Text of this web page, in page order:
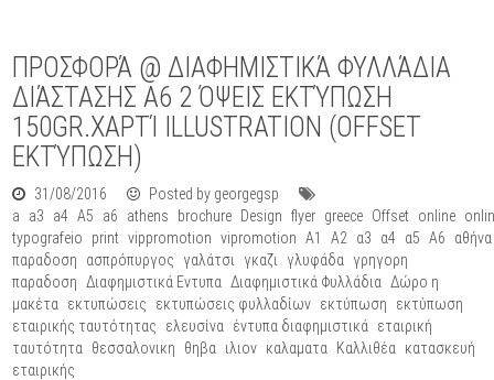
ΠΡΟΣΦΟΡΆ @ ΔΙΑΦΗΜΙΣΤΙΚΆ ΦΥΛΛΆΔΙΑ
ΔΙΆΣΤΑΣΗΣ Α6 2 ΌΨΕΙΣ ΕΚΤΎΠΩΣΗ
150GR.ΧΑΡΤΊ ILLUSTRATION (OFFSET
ΕΚΤΎΠΩΣΗ)
31/08/2016
Posted by georgegsp
a
a3 a4 A5 a6 athens brochure Design flyer greece Offset online
typografeio
print vippromotion vipromotion Α1 Α2 α3 α4 α5 Α6
αθήνα
παραδοση
ασπρόπυργος γαλάτσι γκαζι γλυφάδα
γρηγορη
παραδοση Διαφημιστικά Εντυπα Διαφημιστικά Φυλλάδια Δώρο η
μακέτα
εκτυπώσεις εκτυπώσεις φυλλαδίων εκτύπωση
εκτύπωση
εταιρικής ταυτότητας
ελευσίνα έντυπα διαφημιστικά
εταιρική
ταυτότητα
θεσσαλονικη θηβα ιλιον καλαματα Καλλιθέα
κατασκευή
εταιρικής